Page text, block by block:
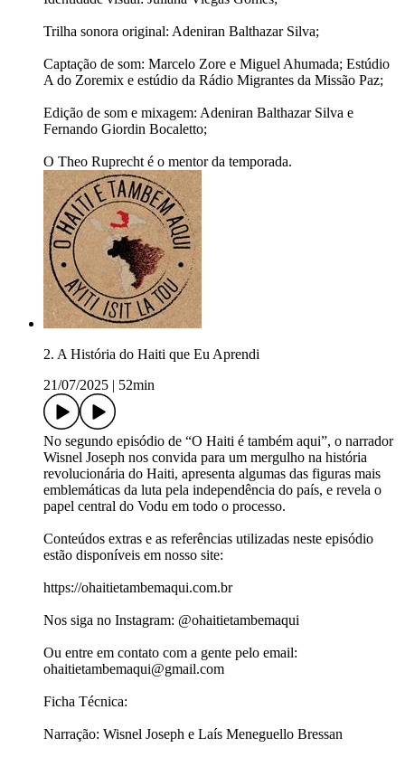
Trilha sonora original: Adeniran Balthazar Silva;
Captação de som: Marcelo Zore e Miguel Ahumada; Estúdio
A do Zoremix e estúdio da Rádio Migrantes da Missão Paz;
Edição de som e mixagem: Adeniran Balthazar Silva e
Fernando Giordin Bocaletto;
O Theo Ruprecht é o mentor da temporada.
2. A História do Haiti que Eu Aprendi
21/07/2025 | 52min
No segundo episódio de “O Haiti é também aqui”, o narrador
Wisnel Joseph nos convida para um mergulho na história
revolucionária do Haiti, apresenta algumas das figuras mais
emblemáticas da luta pela independência do país, e revela o
papel central do Vodu em todo o processo.
Conteúdos extras e as referências utilizadas neste episódio
estão disponíveis em nosso site:
https://ohaitietambemaqui.com.br
Nos siga no Instagram: @ohaitietambemaqui
Ou entre em contato com a gente pelo email:
ohaitietambemaqui@gmail.com
Ficha Técnica:
Narração: Wisnel Joseph e Laís Meneguello Bressan